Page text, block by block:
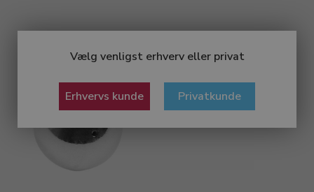
Vælg venligst erhverv eller privat
Erhvervs kunde Privatkunde